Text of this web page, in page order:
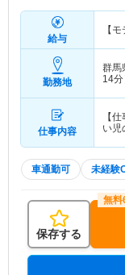
給与
【
勤務地
群馬
14
仕事内容
【
い児
車通勤可 未経験
保存する